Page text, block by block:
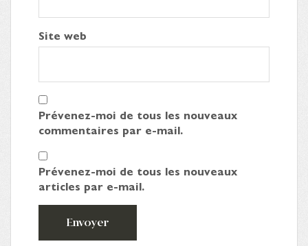
Site web
Prévenez-moi de tous les nouveaux
commentaires par e-mail.
Prévenez-moi de tous les nouveaux
articles par e-mail.
Envoyer